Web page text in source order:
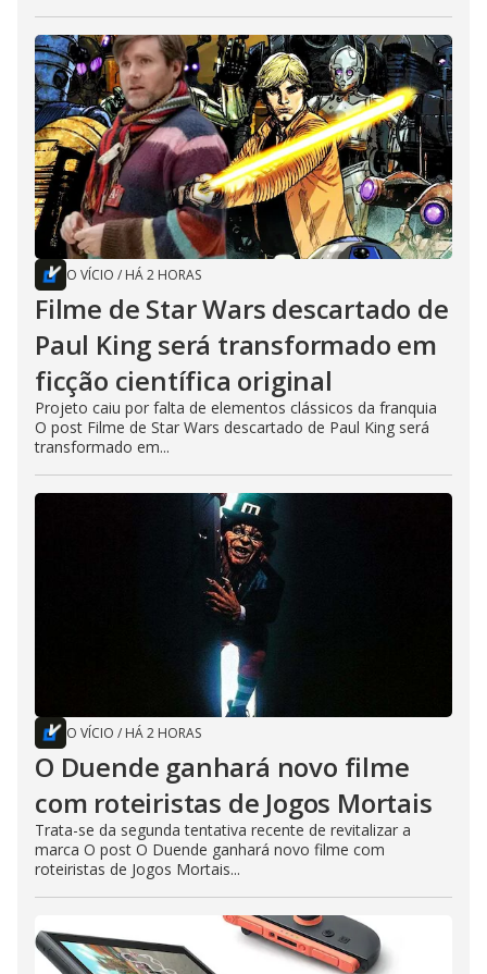
O VÍCIO / HÁ 2 HORAS
Filme de Star Wars descartado de
Paul King será transformado em
ficção científica original
Projeto caiu por falta de elementos clássicos da franquia
O post Filme de Star Wars descartado de Paul King será
transformado em...
O VÍCIO / HÁ 2 HORAS
O Duende ganhará novo filme
com roteiristas de Jogos Mortais
Trata-se da segunda tentativa recente de revitalizar a
marca O post O Duende ganhará novo filme com
roteiristas de Jogos Mortais...